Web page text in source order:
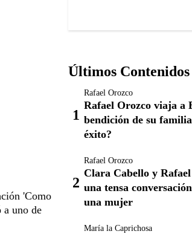
'Como
a uno de
Últimos Contenidos
Rafael Orozco
Rafael Orozco viaja a
bendición de su
éxito?
Rafael Orozco
Clara Cabello y
una tensa
una mujer
María la Caprichosa